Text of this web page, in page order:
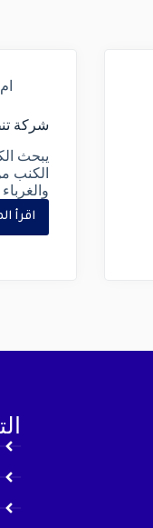
شركة
يبحث
الكنب
اقرأ